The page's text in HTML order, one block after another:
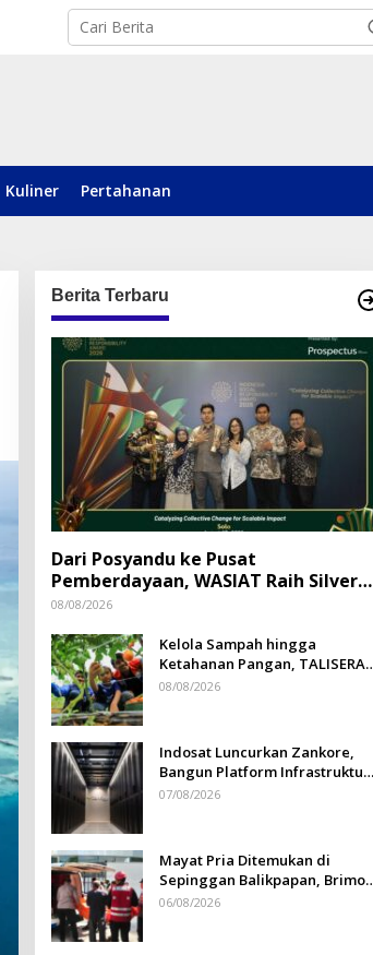
Kuliner Pertahanan
Berita Terbaru
Dari Posyandu ke Pusat
Pemberdayaan, WASIAT Raih Silver
ISRA 2026
08/08/2026
Kelola Sampah hingga
Ketahanan Pangan, TALISERA
Diguyur Penghargaan
08/08/2026
Indosat Luncurkan Zankore,
Bangun Platform Infrastruktur
AI Terbesar di Asia Tenggara
07/08/2026
Mayat Pria Ditemukan di
Sepinggan Balikpapan, Brimob
Lakukan Pengamanan TKP
06/08/2026